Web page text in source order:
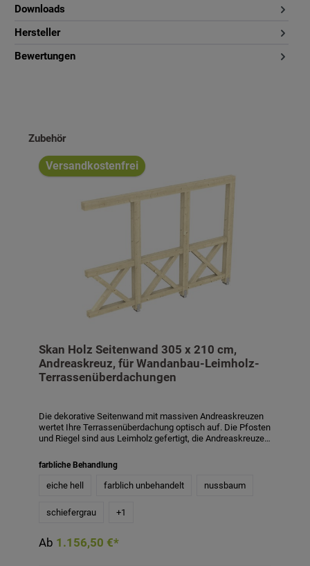
Downloads
Hersteller
Bewertungen
Produktgalerie überspringen
Zubehör
Versandkostenfrei
Skan Holz Seitenwand 305 x 210 cm,
Andreaskreuz, für Wandanbau-Leimholz-
Terrassenüberdachungen
Die dekorative Seitenwand mit massiven Andreaskreuzen
wertet Ihre Terrassenüberdachung optisch auf. Die Pfosten
und Riegel sind aus Leimholz gefertigt, die Andreaskreuze
x 12 cm stark, die Riegel 10 x 10 cm, die Kreuze 8 x 8 cm.
Die Aufschraubstützen für die zusätzlichen Pfosten sind im
Lieferumfang enthalten. Die Höhe der Seitenwand beträgt
339 cm und 350 cm. Die Seitenwand ist auch mit
nussbaum und eiche hell gegen Aufpreis erhältlich. Die
farblich behandelten Teile des Bausatzes sind mit
farbliche Behandlung
eiche hell farblich unbehandelt nussbaum
schiefergrau +1
Ab 1.156,50 €*